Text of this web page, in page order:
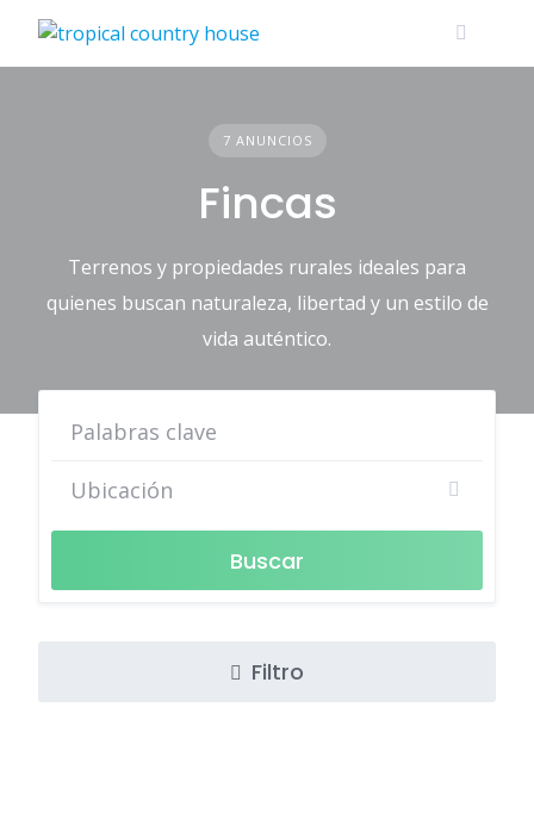
content
7 ANUNCIOS
Fincas
Terrenos y propiedades rurales ideales para
quienes buscan naturaleza, libertad y un estilo de
vida auténtico.
Buscar
Filtro